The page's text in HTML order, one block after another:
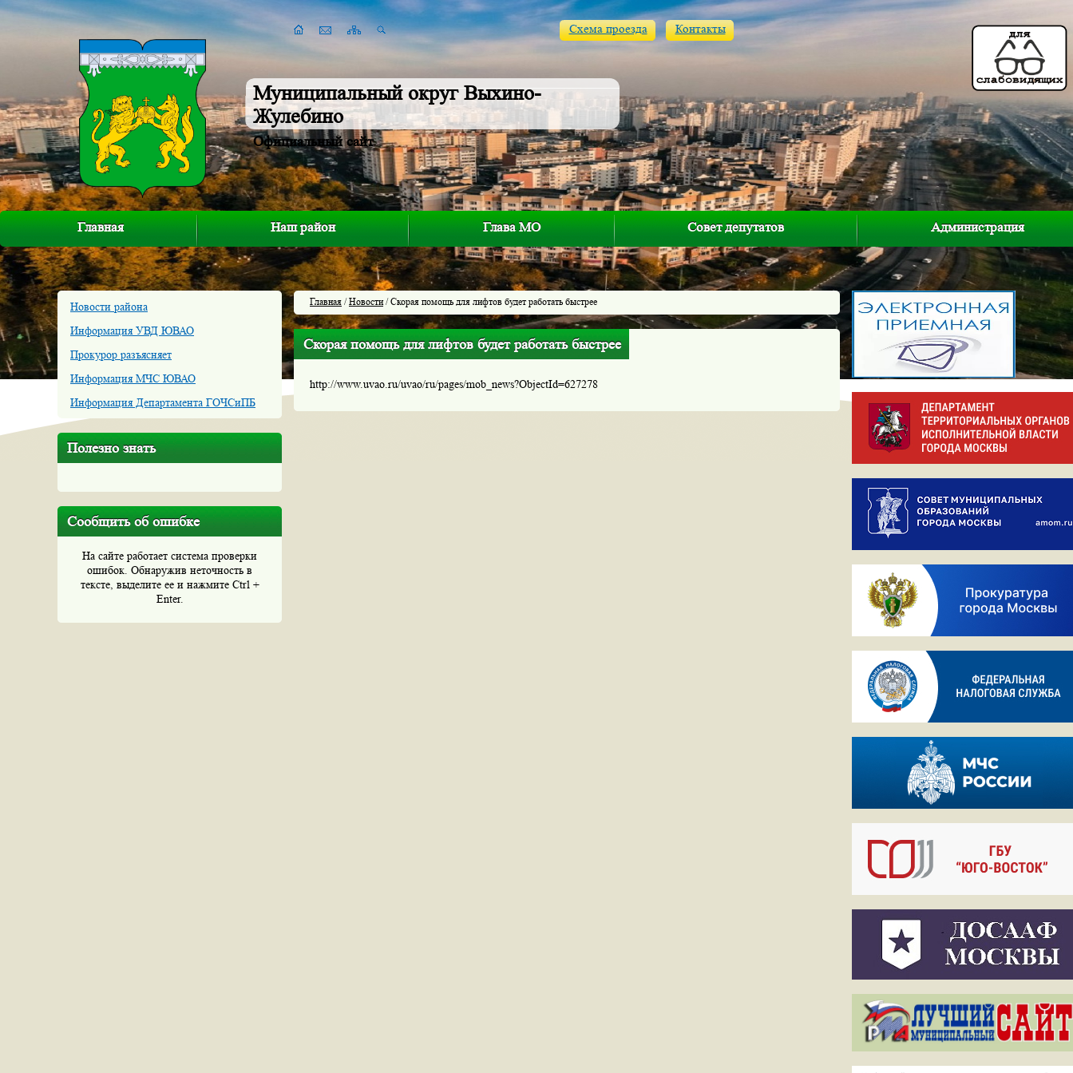
Муниципальный округ Выхино-
Жулебино
Официальный сайт
Схема проезда Контакты
Главная Наш район Глава МО Совет депутатов Администрация
Новости района
Информация УВД ЮВАО
Прокурор разъясняет
Информация МЧС ЮВАО
Информация Департамента ГОЧСиПБ
Полезно знать
Сообщить об ошибке
На сайте работает система проверки
ошибок. Обнаружив неточность в
тексте, выделите ее и нажмите Ctrl +
Enter.
Главная /Новости/ Скорая помощь для лифтов будет работать быстрее
Скорая помощь для лифтов будет работать быстрее
http://www.uvao.ru/uvao/ru/pages/mob_news?ObjectId=627278